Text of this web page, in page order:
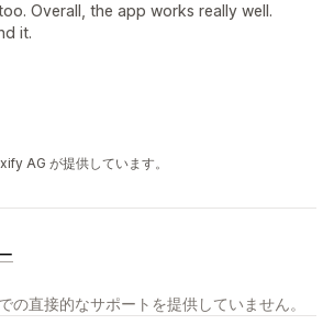
Overall, the app works really well.
it.
AG が提供しています。
の直接的なサポートを提供していません。